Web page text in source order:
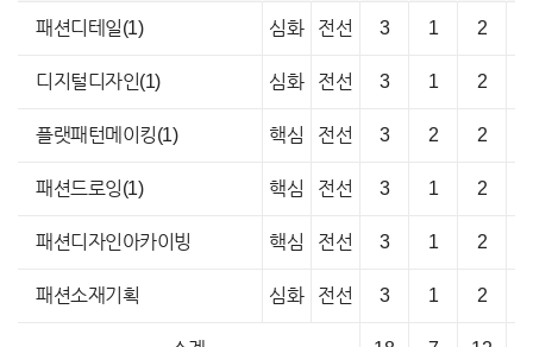
패션디테일(1) 심화 전선 3 1 2
디지털디자인(1) 심화 전선 3 1 2
플랫패턴메이킹(1) 핵심 전선 3 2 2
패션드로잉(1) 핵심 전선 3 1 2
패션디자인아카이빙 핵심 전선 3 1 2
패션소재기획 심화 전선 3 1 2